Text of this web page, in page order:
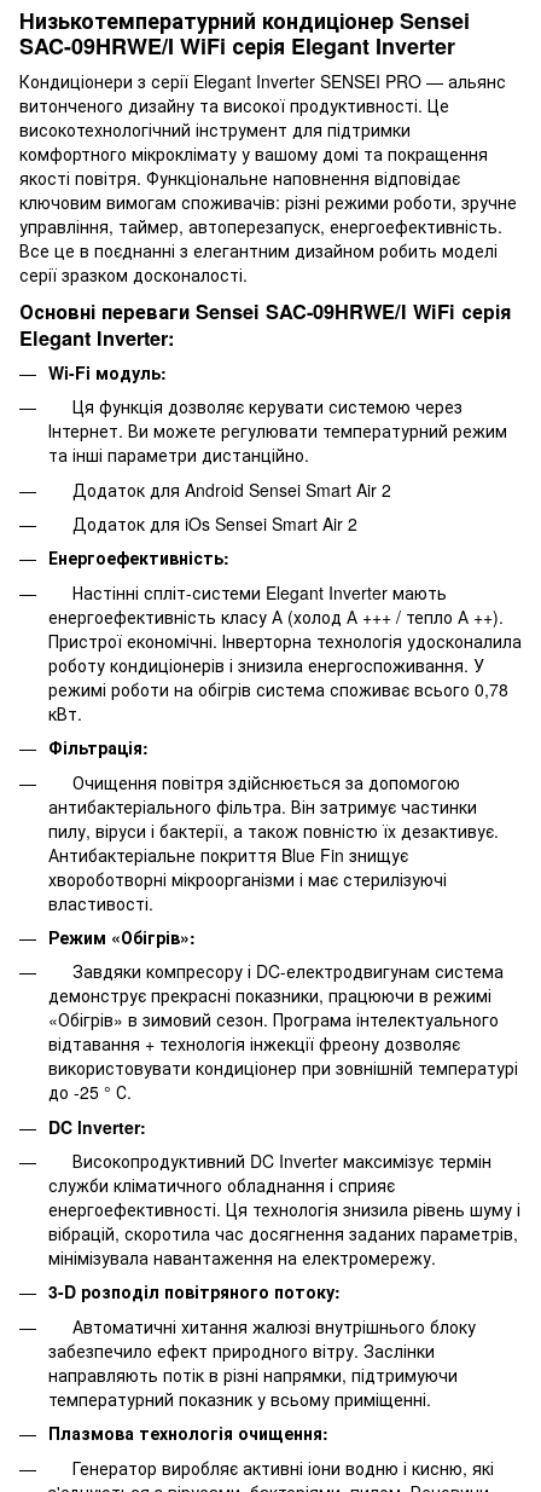
Низькотемпературний кондиціонер Sensei
SAC-09HRWE/I WiFi серія Elegant Inverter
Кондиціонери з серії Elegant Inverter SENSEI PRO — альянс
витонченого дизайну та високої продуктивності. Це
високотехнологічний інструмент для підтримки
комфортного мікроклімату у вашому домі та покращення
якості повітря. Функціональне наповнення відповідає
ключовим вимогам споживачів: різні режими роботи, зручне
управління, таймер, автоперезапуск, енергоефективність.
Все це в поєднанні з елегантним дизайном робить моделі
серії зразком досконалості.
Основні переваги Sensei SAC-09HRWE/I WiFi серія
Elegant Inverter:
Wi-Fi модуль:
Ця функція дозволяє керувати системою через
Інтернет. Ви можете регулювати температурний режим
та інші параметри дистанційно.
Додаток для Android Sensei Smart Air 2
Додаток для iOs Sensei Smart Air 2
Енергоефективність:
Настінні спліт-системи Elegant Inverter мають
енергоефективність класу А (холод А +++ / тепло А ++).
Пристрої економічні. Інверторна технологія удосконалила
роботу кондиціонерів і знизила енергоспоживання. У
режимі роботи на обігрів система споживає всього 0,78
кВт.
Фільтрація:
Очищення повітря здійснюється за допомогою
антибактеріального фільтра. Він затримує частинки
пилу, віруси і бактерії, а також повністю їх дезактивує.
Антибактеріальне покриття Blue Fin знищує
хвороботворні мікроорганізми і має стерилізуючі
властивості.
Режим «Обігрів»:
Завдяки компресору і DC-електродвигунам система
демонструє прекрасні показники, працюючи в режимі
«Обігрів» в зимовий сезон. Програма інтелектуального
відтавання + технологія інжекції фреону дозволяє
використовувати кондиціонер при зовнішній температурі
до -25 ° С.
DC lnverter:
Високопродуктивний DC Inverter максимізує термін
служби кліматичного обладнання і сприяє
енергоефективності. Ця технологія знизила рівень шуму і
вібрацій, скоротила час досягнення заданих параметрів,
мінімізувала навантаження на електромережу.
3-D розподіл повітряного потоку:
Автоматичні хитання жалюзі внутрішнього блоку
забезпечило ефект природного вітру. Заслінки
направляють потік в різні напрямки, підтримуючи
температурний показник у всьому приміщенні.
Плазмова технологія очищення:
Генератор виробляє активні іони водню і кисню, які